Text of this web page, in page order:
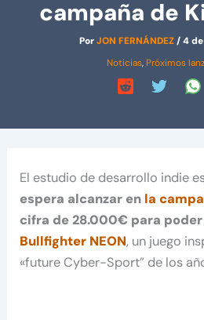
campaña de
PorJON FERNÁNDEZ/4
Noticias, Próximos
El estudio de desarrollo indie
espera alcanzar en la
cifra de 28.000€ para
Bullfighter NEON, un juego
«future Cyber-Sport” de los